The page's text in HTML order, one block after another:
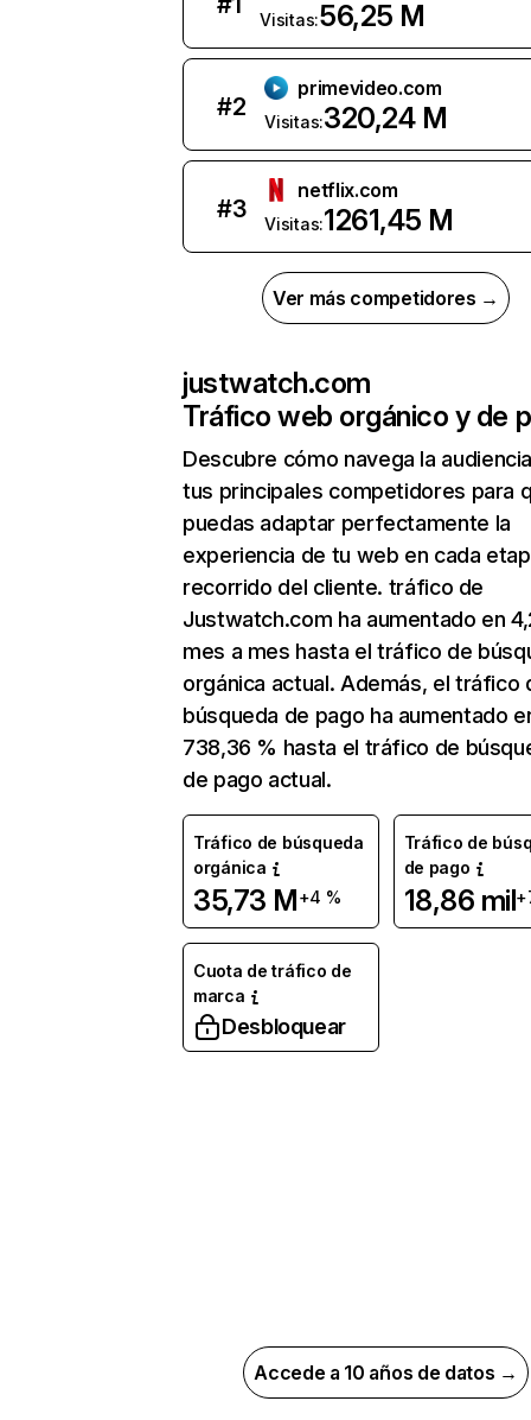
Visitas:56,25 M
#2
primevideo.com
Visitas:320,24 M
#3
netflix.com
Visitas:1261,45 M
Ver más competidores →
justwatch.com
Tráfico web orgánico y de
Descubre cómo navega la
tus principales competidores para
puedas adaptar perfectamente la
experiencia de tu web en cada
recorrido del cliente. tráfico de
Justwatch.com ha aumentado en
mes a mes hasta el tráfico de
orgánica actual. Además, el tráfico
búsqueda de pago ha aumentado
738,36 % hasta el tráfico de
de pago actual.
Tráfico de búsqueda
orgánica
35,73 M+4 %
Tráfico de
de pago
18,86 mil
Cuota de tráfico de
marca
Desbloquear
Accede a 10 años de datos →